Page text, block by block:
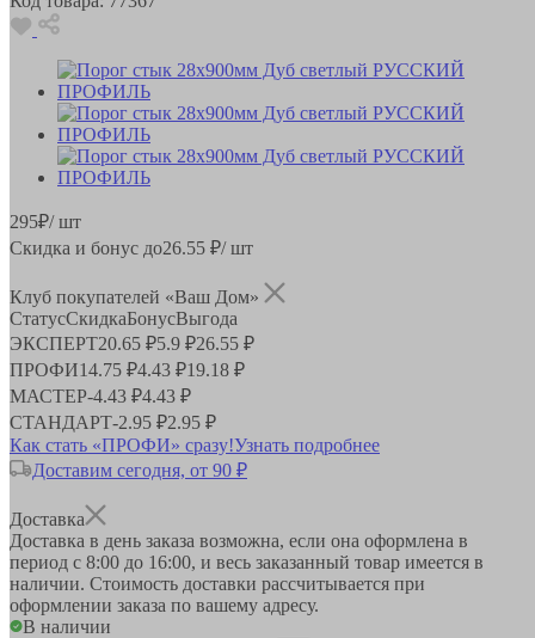
295₽/ шт
Скидка и бонус до26.55 ₽/ шт
Клуб покупателей «Ваш Дом»
СтатусСкидкаБонусВыгода
ЭКСПЕРТ20.65 ₽5.9 ₽26.55 ₽
ПРОФИ14.75 ₽4.43 ₽19.18 ₽
МАСТЕР-4.43 ₽4.43 ₽
СТАНДАРТ-2.95 ₽2.95 ₽
Как стать «ПРОФИ» сразу!Узнать подробнее
Доставим сегодня, от 90 ₽
Доставка
Доставка в день заказа возможна, если она оформлена в
период с 8:00 до 16:00, и весь заказанный товар имеется в
наличии. Стоимость доставки рассчитывается при
оформлении заказа по вашему адресу.
В наличии